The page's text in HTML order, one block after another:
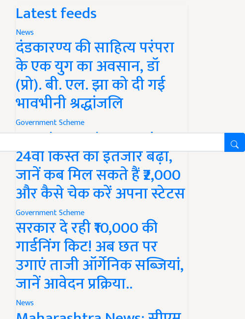
Latest feeds
News
दंडकारण्य की साहित्य परंपरा
के एक युग का अवसान, डॉ
(प्रो). बी. एल. झा को दी गई
भावभीनी श्रद्धांजलि
Government Scheme
PM Kisan Yojana Update:
24वीं किस्त का इंतजार बढ़ा,
जानें कब मिल सकते हैं ₹2,000
और कैसे चेक करें अपना स्टेटस
Government Scheme
सरकार दे रही ₹10,000 की
गार्डनिंग किट! अब छत पर
उगाएं ताजी ऑर्गेनिक सब्जियां,
जानें आवेदन प्रक्रिया..
News